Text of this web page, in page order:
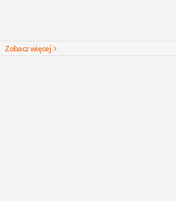
Zobacz więcej